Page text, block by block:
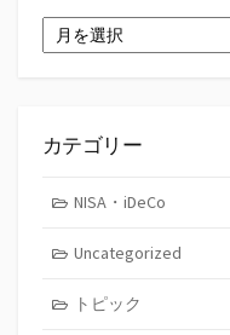
ー
カテゴリー
NISA・iDeCo
Uncategorized
トピック